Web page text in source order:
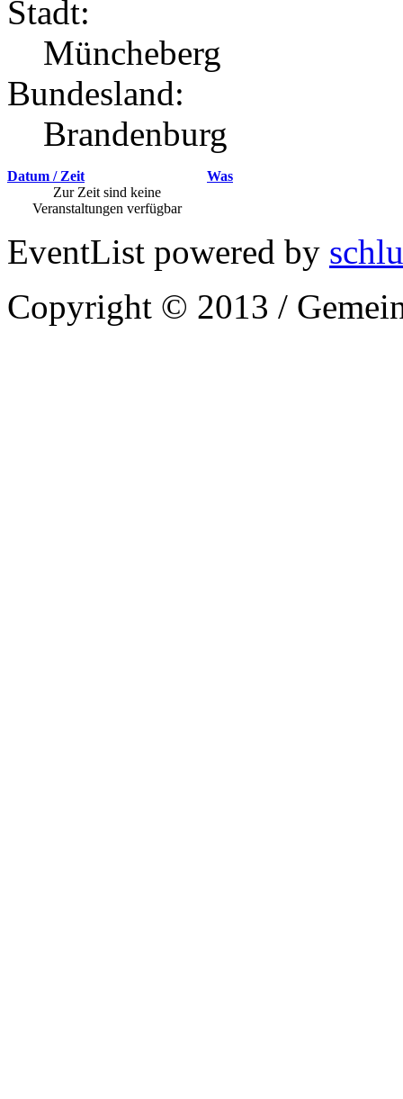
Stadt:
Müncheberg
Bundesland:
Brandenburg
Datum / Zeit
Was
Zur Zeit sind keine
Veranstaltungen verfügbar
EventList powered by
Copyright © 2013 /